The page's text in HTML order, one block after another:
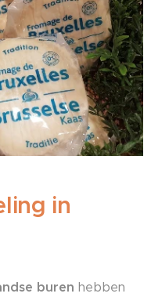
in
buren hebben